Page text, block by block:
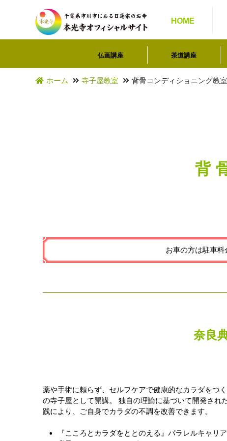
HOME
仏画講座 茶道講座
ホーム 寺子屋教室 背骨コンディショニング教室
背
お車の方は駐車料
奈良
薬や手術に頼らず、セルフケアで健康的なカラダをつ
の寺子屋として開講。 独自の理論に基づいて開発さ
践により、ご自身でカラダの不調を改善できます。
『こころとカラダをととのえる』パラレルキャリア